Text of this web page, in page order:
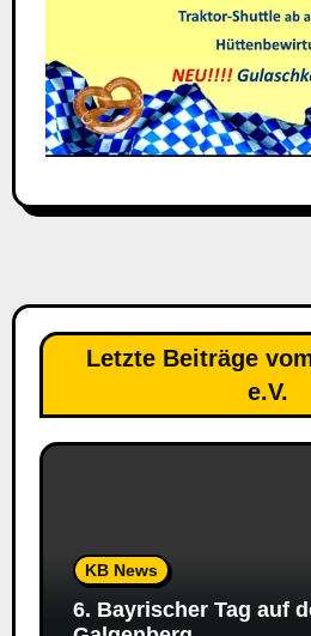
Letzte Beiträge
e.V.
KB News
6. Bayrischer Tag auf